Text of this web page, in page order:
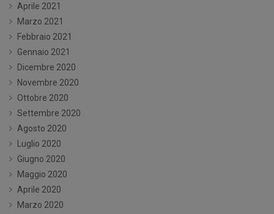
Aprile 2021
Marzo 2021
Febbraio 2021
Gennaio 2021
Dicembre 2020
Novembre 2020
Ottobre 2020
Settembre 2020
Agosto 2020
Luglio 2020
Giugno 2020
Maggio 2020
Aprile 2020
Marzo 2020